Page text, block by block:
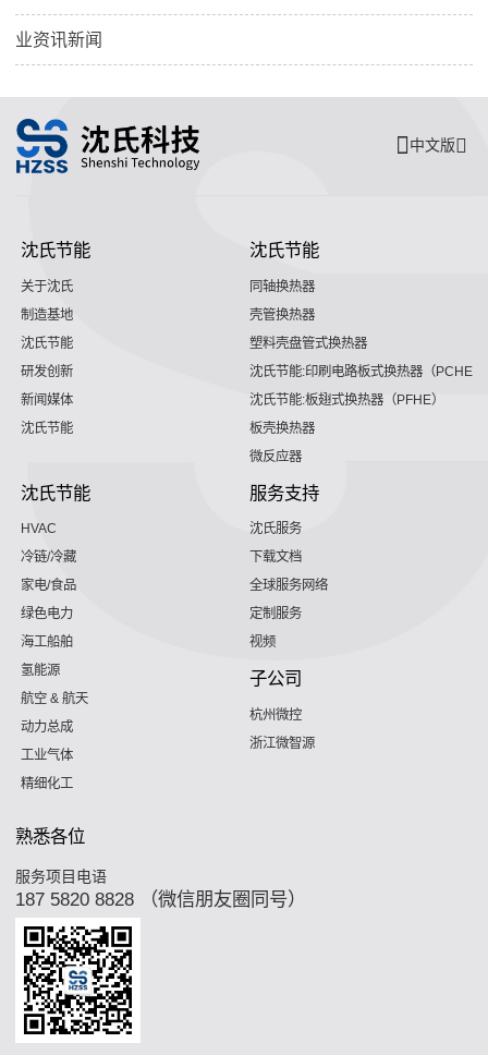
业资讯新闻
中文版
沈氏节能
关于沈氏
制造基地
沈氏节能
研发创新
新闻媒体
沈氏节能
沈氏节能
同轴换热器
壳管换热器
塑料壳盘管式换热器
沈氏节能:印刷电路板式换热器（PCHE）
沈氏节能:板翅式换热器（PFHE）
板壳换热器
微反应器
沈氏节能
HVAC
冷链/冷藏
家电/食品
绿色电力
海工船舶
氢能源
航空 & 航天
动力总成
工业气体
精细化工
服务支持
沈氏服务
下载文档
全球服务网络
定制服务
视频
子公司
杭州微控
浙江微智源
熟悉各位
服务项目电语
187 5820 8828 （微信朋友圈同号）